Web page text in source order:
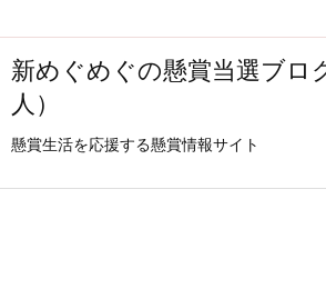
新めぐめぐの懸賞当選ブロ
人）
懸賞生活を応援する懸賞情報サイト